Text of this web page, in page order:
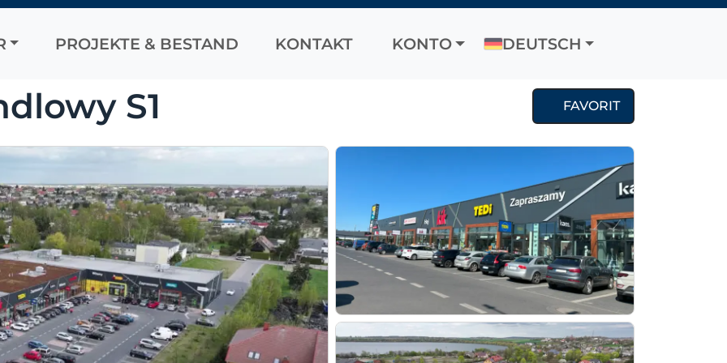
PROJEKTE & BESTAND KONTAKT KONTO DEUTSCH
S1 FAVORIT